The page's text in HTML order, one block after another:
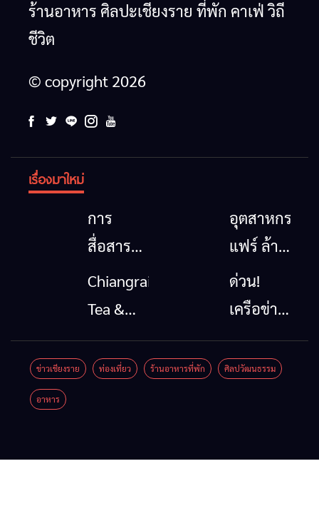
ร้านอาหาร ศิลปะเชียงราย ที่พัก คาเฟ่ วิถี
ชีวิต
© copyright 2026
เรื่องมาใหม่
การ
สื่อสาร
โทรคมนาคม
กรณีภัย
เชียงราย
เมื่อ
อุตสาหกรรม
แฟร์ ล้าน
นาตะวัน
ออก
รวมของดี
สินค้าเด่น
Chiangrai
Tea &
Coffee
Festival
ด่วน!
เครือข่าย
ลุ่มน้ำกก
ยื่น 5 ข้อ
ข่าวเชียงราย ท่องเที่ยว ร้านอาหารที่พัก ศิลปวัฒนธรรม
อาหาร